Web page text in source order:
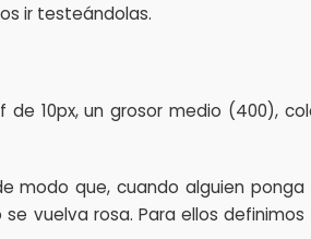
ir testeándolas.
10px, un grosor medio (400),
modo que, cuando alguien ponga
vuelva rosa. Para ellos definimos